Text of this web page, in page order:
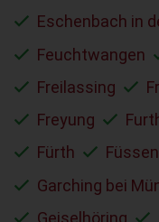
Eschenbach in
Feuchtwangen
Freilassing
Freyung
Fürth
Füssen
Garching bei
Geiselhöring